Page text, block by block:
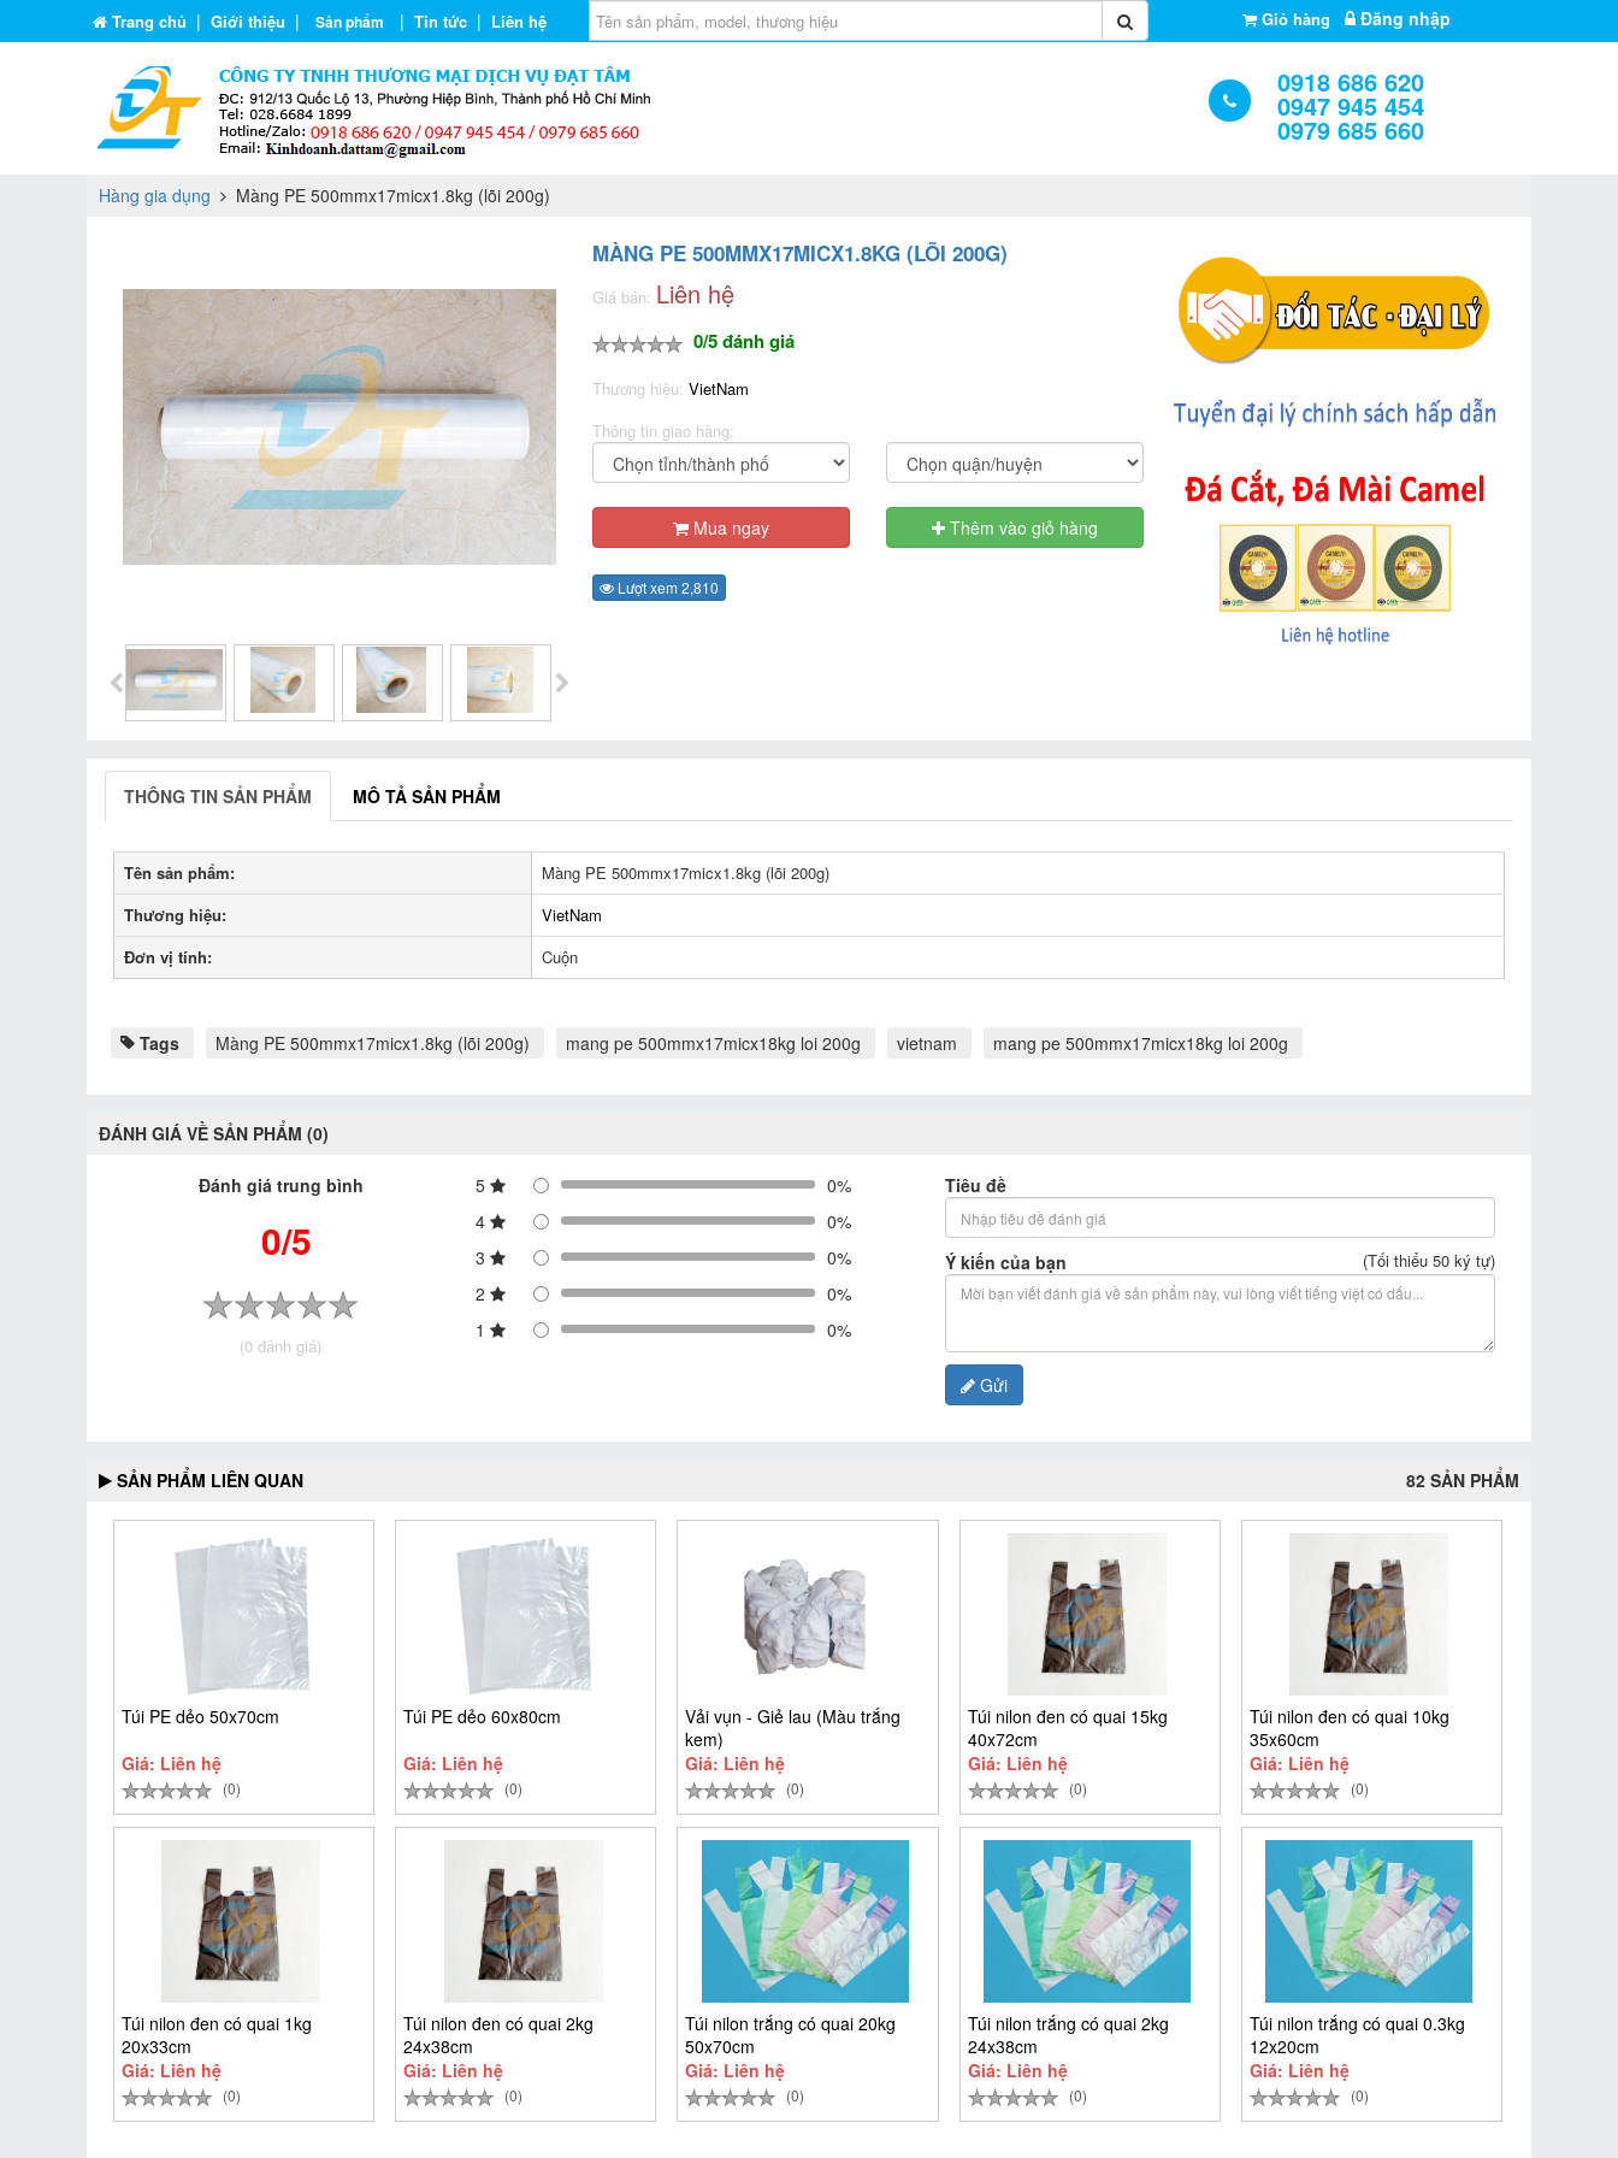
Trang chủ | Giới thiệu | Sản phẩm | Tin tức | Liên hệ Giỏ hàng Đăng nhập
0918 686 620
0947 945 454
0979 685 660
Hàng gia dụng Màng PE 500mmx17micx1.8kg (lõi 200g)
MÀNG PE 500MMX17MICX1.8KG (LÕI 200G)
Giá bán: Liên hệ
0/5 đánh giá
Thương hiệu: VietNam
Thông tin giao hàng:
Mua ngay Thêm vào giỏ hàng
Lượt xem 2,810
THÔNG TIN SẢN PHẨM MÔ TẢ SẢN PHẨM
Tên sản phẩm:
Màng PE 500mmx17micx1.8kg (lõi 200g)
Thương hiệu:
VietNam
Đơn vị tính:
Cuộn
Tags Màng PE 500mmx17micx1.8kg (lõi 200g) mang pe 500mmx17micx18kg loi 200g vietnam mang pe 500mmx17micx18kg loi 200g
ĐÁNH GIÁ VỀ SẢN PHẨM (0)
Đánh giá trung bình
0/5
(0 đánh giá)
5
0%
4
0%
3
0%
2
0%
1
0%
Tiêu đề
Ý kiến của bạn (Tối thiểu 50 ký tự)
Gửi
SẢN PHẨM LIÊN QUAN 82 SẢN PHẨM
Túi PE dẻo 50x70cm
Giá: Liên hệ
(0)
Túi PE dẻo 60x80cm
Giá: Liên hệ
(0)
Vải vụn - Giẻ lau (Màu trắng
kem)
Giá: Liên hệ
(0)
Túi nilon đen có quai 15kg
40x72cm
Giá: Liên hệ
(0)
Túi nilon đen có quai 10kg
35x60cm
Giá: Liên hệ
(0)
Túi nilon đen có quai 1kg
20x33cm
Giá: Liên hệ
(0)
Túi nilon đen có quai 2kg
24x38cm
Giá: Liên hệ
(0)
Túi nilon trắng có quai 20kg
50x70cm
Giá: Liên hệ
(0)
Túi nilon trắng có quai 2kg
24x38cm
Giá: Liên hệ
(0)
Túi nilon trắng có quai 0.3kg
12x20cm
Giá: Liên hệ
(0)